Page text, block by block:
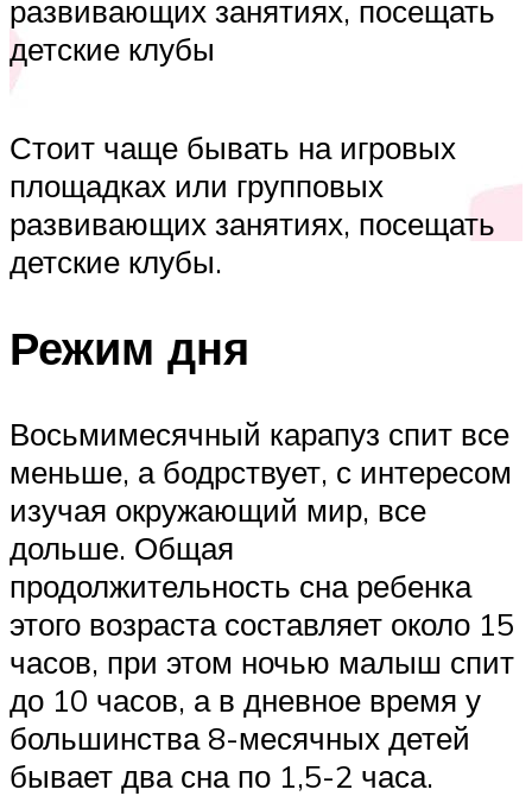
развивающих занятиях, посещать
детские клубы
Стоит чаще бывать на игровых
площадках или групповых
развивающих занятиях, посещать
детские клубы.
Режим дня
Восьмимесячный карапуз спит все
меньше, а бодрствует, с интересом
изучая окружающий мир, все
дольше. Общая
продолжительность сна ребенка
этого возраста составляет около 15
часов, при этом ночью малыш спит
до 10 часов, а в дневное время у
большинства 8-месячных детей
бывает два сна по 1,5-2 часа.